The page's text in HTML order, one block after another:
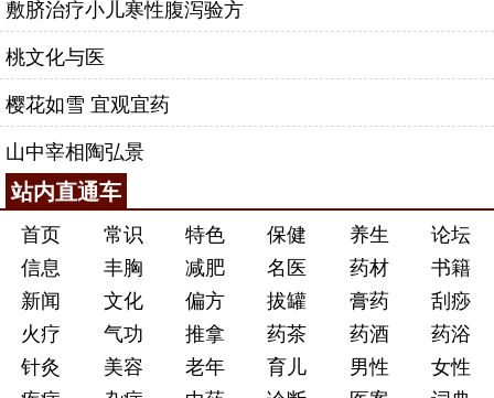
敷脐治疗小儿寒性腹泻验方
桃文化与医
樱花如雪 宜观宜药
山中宰相陶弘景
站内直通车
首页 常识 特色 保健 养生
论坛
信息
丰胸 减肥 名医 药材
书籍
新闻
文化 偏方 拔罐 膏药
刮痧
火疗
气功 推拿 药茶 药酒
药浴
针灸
美容 老年 育儿 男性
女性